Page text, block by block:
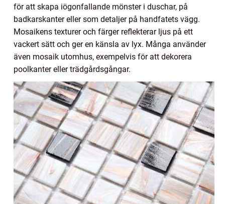
för att skapa iögonfallande mönster i duschar, på
badkarskanter eller som detaljer på handfatets vägg.
Mosaikens texturer och färger reflekterar ljus på ett
vackert sätt och ger en känsla av lyx. Många använder
även mosaik utomhus, exempelvis för att dekorera
poolkanter eller trädgårdsgångar.